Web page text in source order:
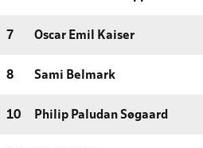
7 Oscar Emil Kaiser
8 Sami Belmark
10 Philip Paludan Søgaard